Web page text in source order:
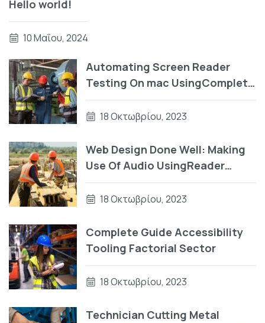
Hello world!
10 Μαΐου, 2024
Automating Screen Reader
Testing On mac UsingComplete
Guide To Accessibility Tooling
18 Οκτωβρίου, 2023
Web Design Done Well: Making
Use Of Audio UsingReader
Testing On macOS Using Auto
VO18 Οκτωβρίου, 2023
Complete Guide Accessibility
Tooling Factorial Sector
18 Οκτωβρίου, 2023
Technician Cutting Metal